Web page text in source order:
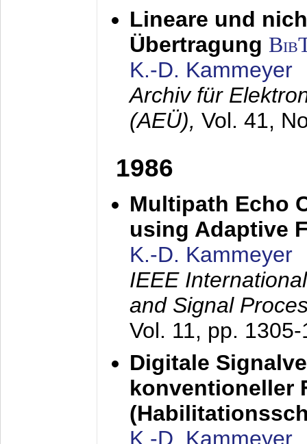
Lineare und
Übertragung
K.-D. Kammeyer
Archiv für
(AEÜ), Vol. 41,
1986
Multipath Echo
using Adaptive
K.-D. Kammeyer
IEEE
and Signal
Vol. 11, pp.
Digitale
konventioneller
K.-D. Kammeyer